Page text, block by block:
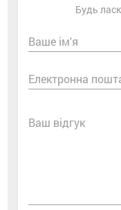
Будь
Ваше ім'я
Електронна
Ваш відгук